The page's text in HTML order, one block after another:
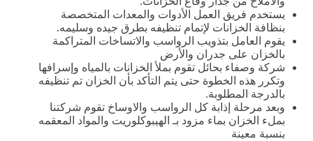
يستخدم فريق العمل الأدوات والمعدات المتخصصة
بنظافة الخزانات لإتمام تنظيفه بطرق جيده وسليمه.
يقوم العامل بتذويب الرواسب والاتساخات المتراكمة
بالخزان على جدران والأرض
شركة وصفاء بحائل تقوم بملأ الخزانات بالمياه وإسرافها
وتكرر هذه الخطوة حتى يتم التأكد بأن الخزان تم تنظيفه
بالدرجة المطلوبة.
وبعد مرحلة إذابة كل الرواسب والاوساخ تقوم شركتنا
بملء الخزان بماء مزود بـ الهيبوكلوريت والمواد المعقمه
بنسبة معينة